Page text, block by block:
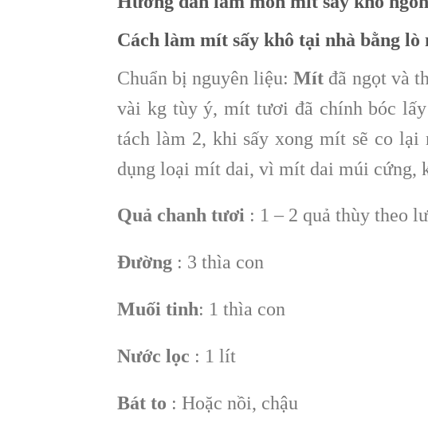
Cách làm mít sấy khô tại nhà bằng lò
Chuẩn bị nguyên liệu:Mít đã ngọt và
vài kg tùy ý, mít tươi đã chính bóc
tách làm 2, khi sấy xong mít sẽ co
dụng loại mít dai, vì mít dai múi cứng,
Quả chanh tươi : 1 – 2 quả thùy theo
Đường : 3 thìa con
Muối tinh: 1 thìa con
Nước lọc : 1 lít
Bát to : Hoặc nồi, chậu